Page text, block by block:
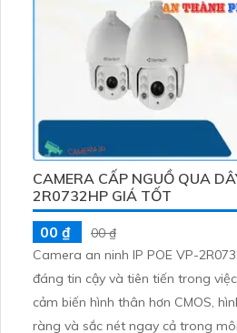
CAMERA CẤP NGUỒ QUA
2R0732HP GIÁ TỐT
00 ₫
00 ₫
Camera an ninh IP POE VP-
đáng tin cậy và tiên tiến trong việc
cảm biến hình thân hơn CMOS,
ràng và sắc nét ngay cả trong môi trường